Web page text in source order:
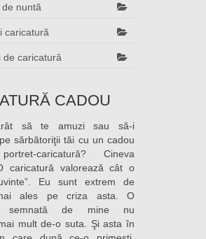
de nuntă
caricatură
de caricatură
CADOU
să te amuzi sau să-i
sărbătoriţii tăi cu un cadou
caricatură? Cineva
caricatură valorează cât o
Eu sunt extrem de
ales pe criza asta. O
semnată de mine nu
mult de-o suta. Şi asta în